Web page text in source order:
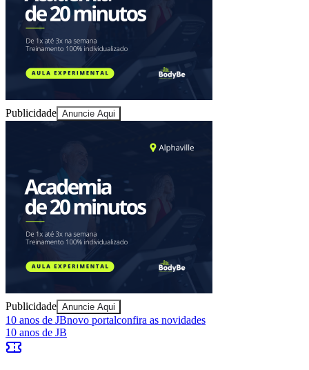
Publicidade Anuncie Aqui
Publicidade Anuncie Aqui
10 anos de JBnovo portalconfira as novidades
10 anos de JB